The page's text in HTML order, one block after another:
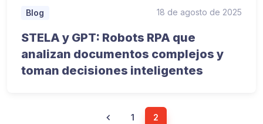
Blog 18 de agosto de 2025
STELA y GPT: Robots RPA que
analizan documentos complejos y
toman decisiones inteligentes
1 2